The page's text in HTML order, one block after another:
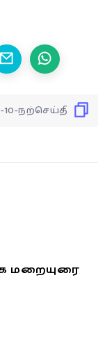
மறையுரை